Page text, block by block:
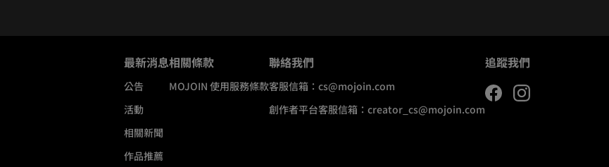
最新消息
公告
活動
相關新聞
作品推薦
相關條款
MOJOIN 使用服務條款
聯絡我們
客服信箱： cs@mojoin.com
創作者平台客服信箱： creator_cs@mojoin.com
追蹤我們